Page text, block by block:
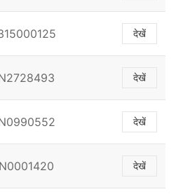
देखें
देखें
देखें
N0001420 देखें